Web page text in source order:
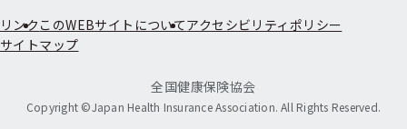
リンク このWEBサイトについてアクセシビリティポリシー
サイトマップ
全国健康保険協会
Copyright ©Japan Health Insurance Association. All Rights Reserved.